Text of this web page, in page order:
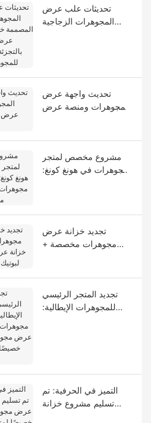
تحديثات علب عرض
المجوهرات الزجاجية
تحديث واجهة عرض
المجوهرات ومنصة عرض
مشروع مخصص لمتجر
مجوهرات في هونغ كونغ:
تجديد خزانة عرض
مجوهرات مخصصة +
تجديد المتجر الرئيسي
للمجوهرات الإيطالية:
التميز في الحرفية: تم
تسليم مشروع خزانة